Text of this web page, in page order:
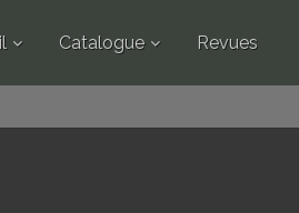
Catalogue Revues